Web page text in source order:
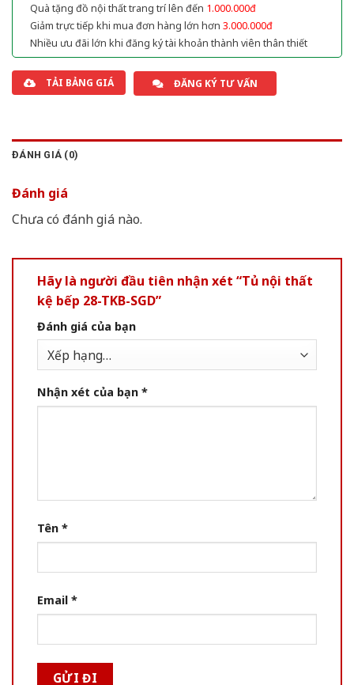
Quà tặng đồ nội thất trang trí lên đến 1.000.000đ
Giảm trực tiếp khi mua đơn hàng lớn hơn 3.000.000đ
Nhiều ưu đãi lớn khi đăng ký tài khoản thành viên thân thiết
TẢI BẢNG GIÁ ĐĂNG KÝ TƯ VẤN
ĐÁNH GIÁ (0)
Đánh giá
Chưa có đánh giá nào.
Hãy là người đầu tiên nhận xét “Tủ nội thất
kệ bếp 28-TKB-SGD”
Đánh giá của bạn
Nhận xét của bạn *
Tên *
Email *